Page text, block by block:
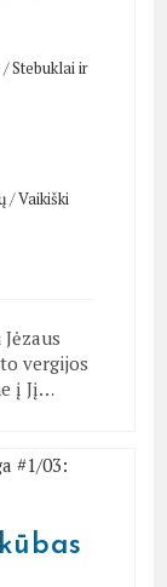
/Stebuklai ir
/Vaikiški
vergijos
į Jį…